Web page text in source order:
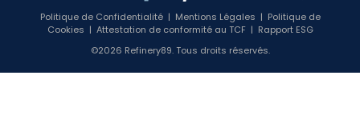
Politique de Confidentialité| Mentions Légales | Politique de
Cookies | Attestation de conformité au TCF| Rapport ESG
©2026 Refinery89. Tous droits réservés.